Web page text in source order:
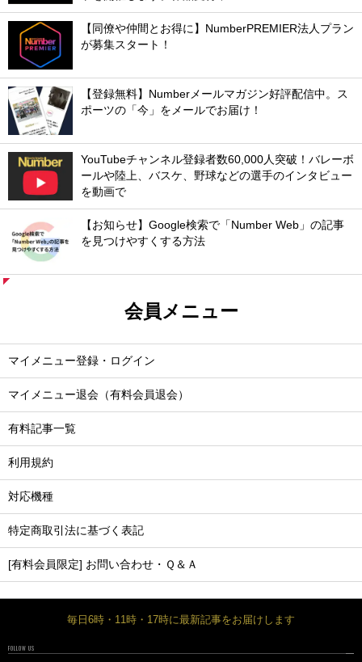
【同僚や仲間とお得に】NumberPREMIER法人プラン
が募集スタート！
【登録無料】Numberメールマガジン好評配信中。ス
ポーツの「今」をメールでお届け！
YouTubeチャンネル登録者数60,000人突破！バレーボ
ールや陸上、バスケ、野球などの選手のインタビュー
を動画で
【お知らせ】Google検索で「Number Web」の記事
を見つけやすくする方法
会員メニュー
マイメニュー登録・ログイン
マイメニュー退会（有料会員退会）
有料記事一覧
利用規約
対応機種
特定商取引法に基づく表記
[有料会員限定] お問い合わせ・Ｑ＆Ａ
毎日6時・11時・17時に最新記事をお届けします
FOLLOW US